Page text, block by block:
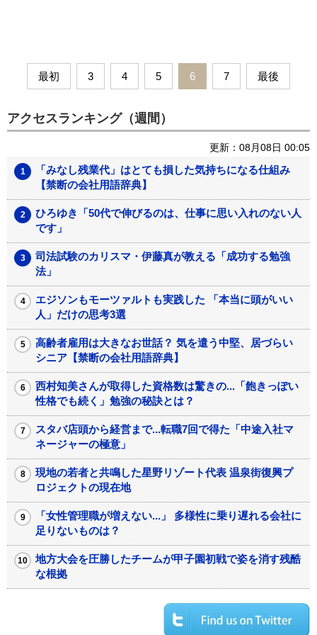
最初 3 4 5 6 7 最後
アクセスランキング（週間）
更新：08月08日 00:05
「みなし残業代」はとても損した気持ちになる仕組み
【禁断の会社用語辞典】
ひろゆき「50代で伸びるのは、仕事に思い入れのない人
です」
司法試験のカリスマ・伊藤真が教える「成功する勉強
法」
エジソンもモーツァルトも実践した 「本当に頭がいい
人」だけの思考3選
高齢者雇用は大きなお世話？ 気を遣う中堅、居づらい
シニア【禁断の会社用語辞典】
西村知美さんが取得した資格数は驚きの...「飽きっぽい
性格でも続く」勉強の秘訣とは？
スタバ店頭から経営まで...転職7回で得た「中途入社マ
ネージャーの極意」
現地の若者と共鳴した星野リゾート代表 温泉街復興プ
ロジェクトの現在地
「女性管理職が増えない...」 多様性に乗り遅れる会社に
足りないものは？
地方大会を圧勝したチームが甲子園初戦で姿を消す残酷
な根拠